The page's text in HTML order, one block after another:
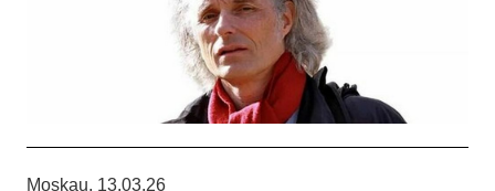
Moskau, 13.03.26